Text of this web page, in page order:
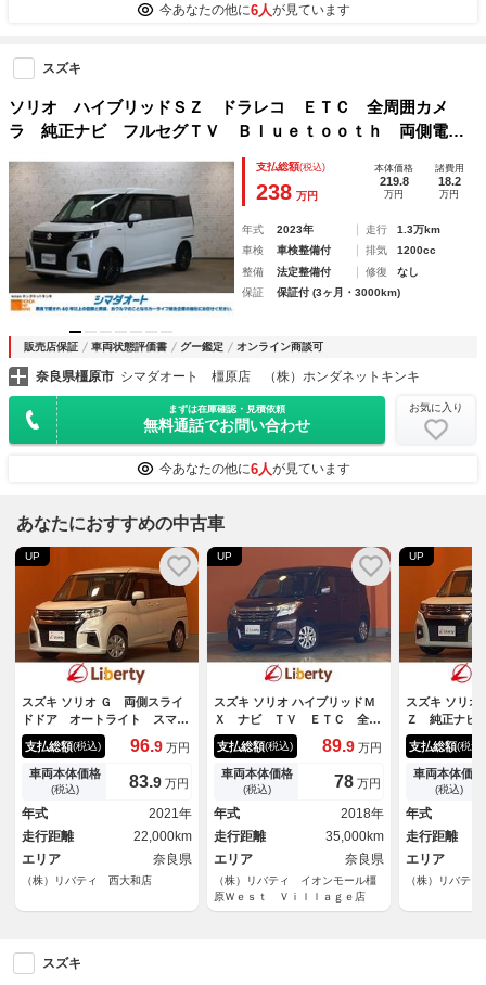
今あなたの他に6人が見ています
スズキ
ソリオ ハイブリッドＳＺ ドラレコ ＥＴＣ 全周囲カメ
ラ 純正ナビ フルセグＴＶ Ｂｌｕｅｔｏｏｔｈ 両側電動
スライドドア クリアランスソナー オートクルーズコントロ
ール 衝突被害軽減システム 純正１５インチＡＷ
支払総額(税込)
238 万円
本体価格
219.8
万円
諸費用
18.2
万円
年式 2023年 走行
1.3万km
車検
車検整備付 排気
1200cc
整備
法定整備付 修復
なし
保証
保証付 (3ヶ月・3000km)
販売店保証 車両状態評価書 グー鑑定 オンライン商談可
奈良県橿原市 シマダオート 橿原店 （株）ホンダネットキンキ
まずは在庫確認・見積依頼
無料通話でお問い合わせ
お気に入り
今あなたの他に6人が見ています
あなたにおすすめの中古車
UP
スズキ ソリオ Ｇ 両側スライ
ドドア オートライト スマー
トキー 電動格納ミラー ウォ
ークスルー ＣＶＴ ＣＤ Ｕ
ＳＢ 盗難防止システム 衝突
安全ボディ ＡＢＳ ＥＳＣ
エアコン パワーステアリン
グ パワーウィンドウ
支払総額(税込) 96.9 万円
車両本体価格
(税込) 83.9 万円
年式
2021年
走行距離
22,000km
エリア
奈良県
（株）リバティ 西大和店
UP
スズキ ソリオ ハイブリッドＭ
Ｘ ナビ ＴＶ ＥＴＣ 全周
囲カメラ クリアランスソナ
ー オートクルーズコントロー
ル レーンアシスト 衝突被害
軽減システム 両側スライド・
片側電動 オートマチックハイ
ビーム
支払総額(税込) 89.9 万円
車両本体価格
(税込) 78 万円
年式
2018年
走行距離
35,000km
エリア
奈良県
（株）リバティ イオンモール橿
原Ｗｅｓｔ Ｖｉｌｌａｇｅ店
UP
スズキ ソリオ
Ｚ 純正ナ
全周囲カメラ
ナー オート
ール レーン
害軽減シス
イドドア オ
Ｄヘッドラン
支払総額(税込)
車両本体価格
(税込)
年式
走行距離
エリア
（株）リバテ
スズキ